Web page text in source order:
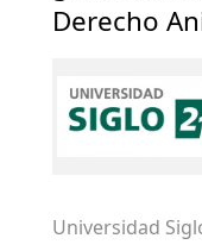
Derecho
Universidad